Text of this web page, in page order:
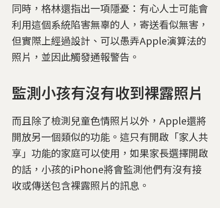
同時，格林還指出一項隱憂：有心人士可能會
利用這個系統陷害無辜的人，寄送看似無害，
但實際上經過設計、可以愚弄Apple演算法的
照片，並因此觸發通報警告。
監測小孩有沒有收到裸露照片
而且除了檢測兒童色情照片以外，Apple還將
開放另一個類似的功能。這只有開啟「家人共
享」功能的家庭可以使用，如果家長選擇開啟
的話，小孩的iPhone將會監測他們有沒有接
收或傳送包含裸露照片的訊息。